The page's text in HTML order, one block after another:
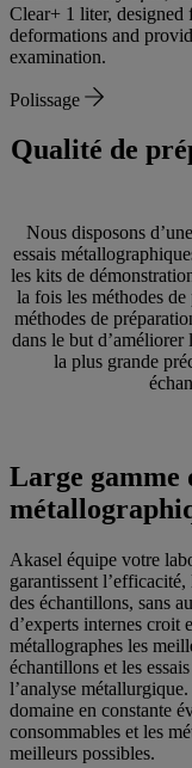
Polissage
Qualité de
Nous disposons
essais
les kits de
la fois les méthodes
méthodes de
dans le but
la plus grande
Large gamme
Akasel équipe votre
garantissent
des échantillons, sans
d’experts internes croit
métallographes les
échantillons et les
l’analyse
domaine en constante
consommables et les
meilleurs possibles.